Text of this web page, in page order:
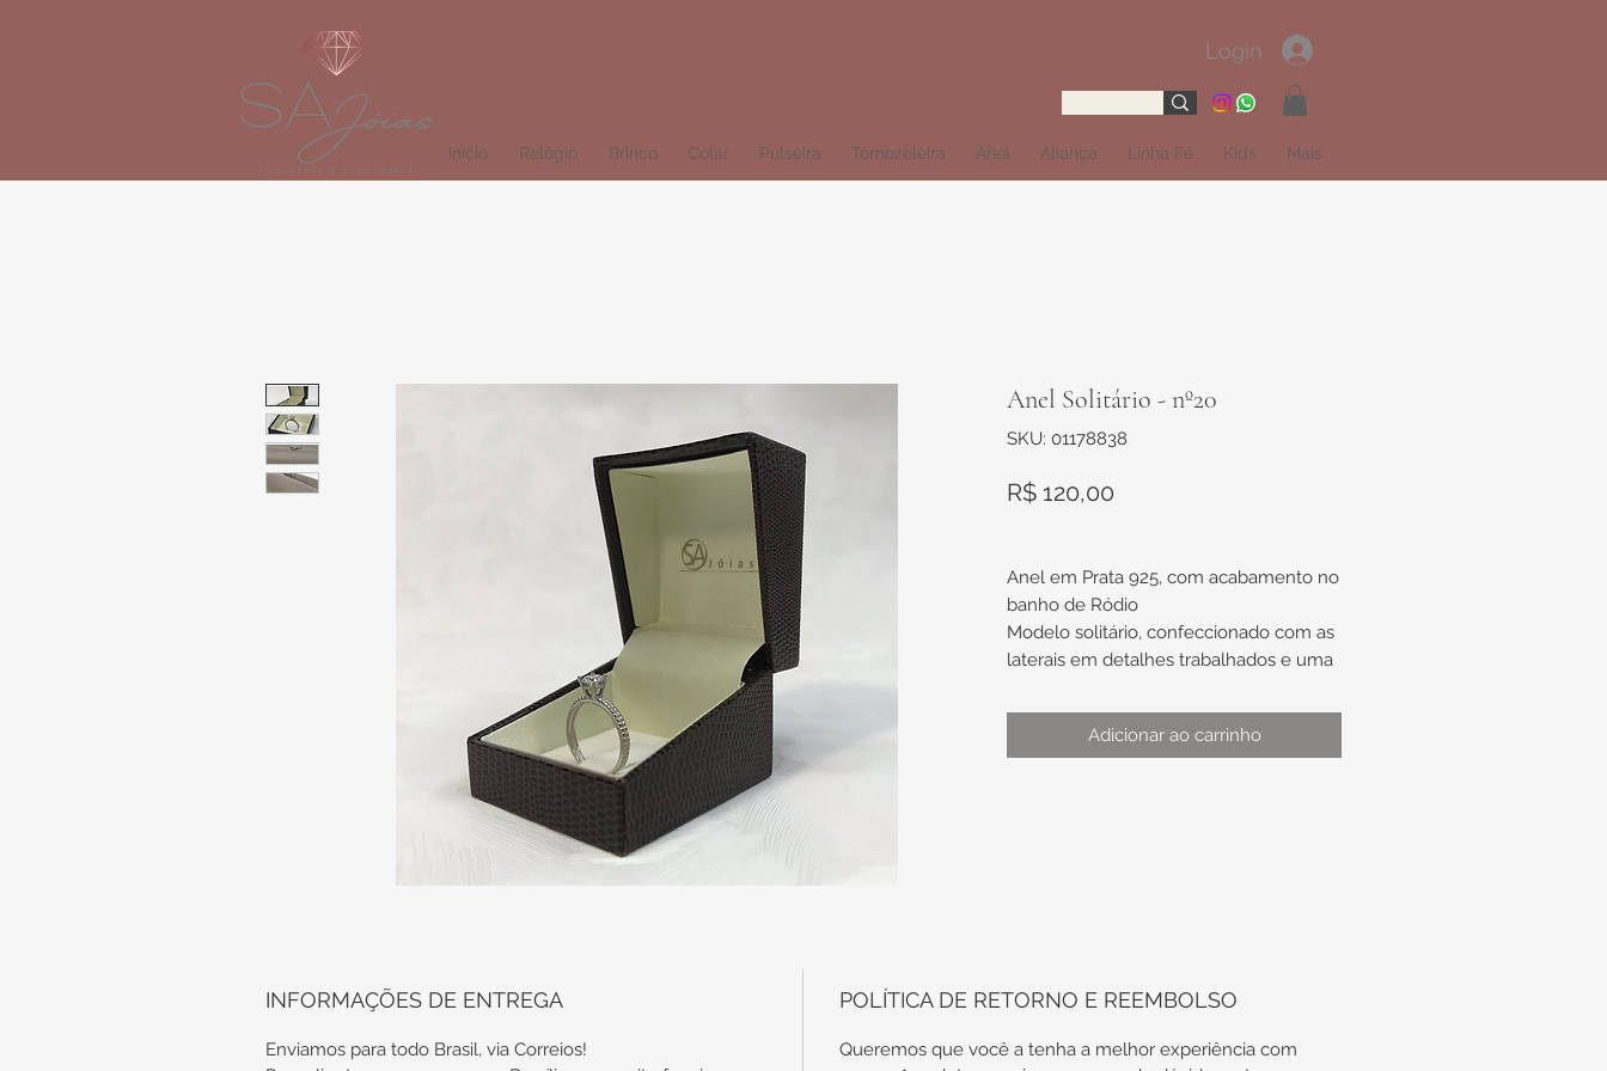
Login
Início Relógio Brinco Colar Pulseira Tornozeleira Anel Aliança Linha Fé Kids Mais
Anel Solitário - nº20
SKU: 01178838
R$ 120,00
Anel em Prata 925, com acabamento no
banho de Ródio
Modelo solitário, confeccionado com as
laterais em detalhes trabalhados e uma
Cravação de aproximadamente 5mm
comprometemos com a
em outra numeração.
Adicionar ao carrinho
INFORMAÇÕES DE ENTREGA
Enviamos para todo Brasil, via Correios!
POLÍTICA DE RETORNO E REEMBOLSO
Queremos que você a tenha a melhor experiência com